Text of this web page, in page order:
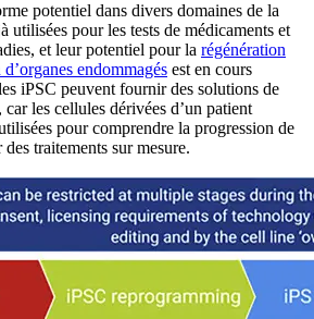
potentiel dans divers domaines de la
utilisées pour les tests de médicaments et
et leur potentiel pour la régénération
endommagés est en cours
iPSC peuvent fournir des solutions de
les cellules dérivées d’un patient
pour comprendre la progression de
traitements sur mesure.